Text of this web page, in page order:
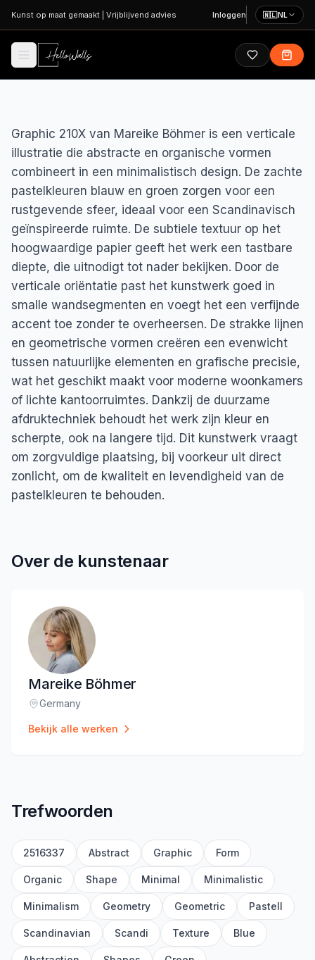
Ga naar hoofdinhoud
Kunst op maat gemaakt Vrijblijvend advies Inloggen 🇳🇱NL
Graphic 210X van Mareike Böhmer is een verticale
illustratie die abstracte en organische vormen
combineert in een minimalistisch design. De zachte
pastelkleuren blauw en groen zorgen voor een
rustgevende sfeer, ideaal voor een Scandinavisch
geïnspireerde ruimte. De subtiele textuur op het
hoogwaardige papier geeft het werk een tastbare
diepte, die uitnodigt tot nader bekijken. Door de
verticale oriëntatie past het kunstwerk goed in
smalle wandsegmenten en voegt het een verfijnde
accent toe zonder te overheersen. De strakke lijnen
en geometrische vormen creëren een evenwicht
tussen natuurlijke elementen en grafische precisie,
wat het geschikt maakt voor moderne woonkamers
of lichte kantoorruimtes. Dankzij de duurzame
afdruktechniek behoudt het werk zijn kleur en
scherpte, ook na langere tijd. Dit kunstwerk vraagt
om zorgvuldige plaatsing, bij voorkeur uit direct
zonlicht, om de kwaliteit en levendigheid van de
pastelkleuren te behouden.
Over de kunstenaar
Mareike Böhmer
Locatie:
Germany
Bekijk alle werken
Trefwoorden
2516337 Abstract Graphic Form
Organic Shape Minimal Minimalistic
Minimalism Geometry Geometric Pastell
Scandinavian Scandi Texture Blue